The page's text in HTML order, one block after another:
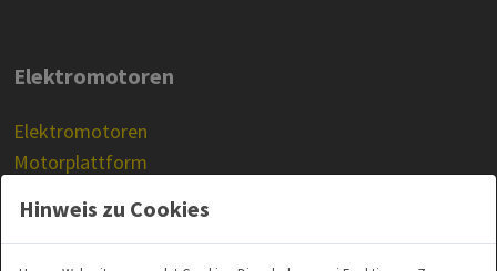
Elektromotoren
Elektromotoren
Motorplattform
Hinweis zu Cookies